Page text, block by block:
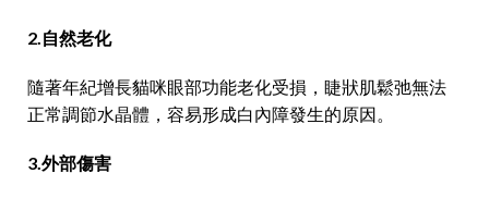
2.自然老化
隨著年紀增長貓咪眼部功能老化受損，睫狀肌鬆弛無法
正常調節水晶體，容易形成白內障發生的原因。
3.外部傷害